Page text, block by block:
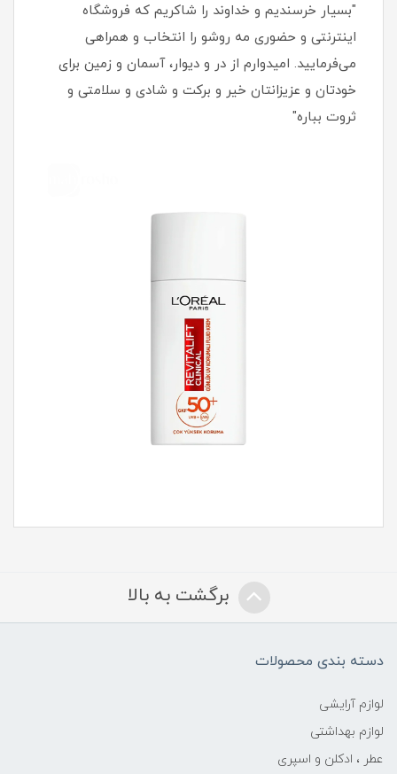
"بسیار خرسندیم و خداوند را شاکریم که فروشگاه
اینترنتی و حضوری مه روشو را انتخاب و همراهی
می‌فرمایید. امیدوارم از در و دیوار، آسمان و زمین برای
خودتان و عزیزانتان خیر و برکت و شادی و سلامتی و
ثروت بباره"
برگشت به بالا
دسته بندی محصولات
لوازم آرایشی
لوازم بهداشتی
عطر ، ادکلن و اسپری